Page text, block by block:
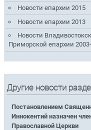
Новости епархии 2015
Новости епархии 2013
Новости
Приморской епархии
Другие новости
Постановлением
Иннокентий назначен
Православной Церкви